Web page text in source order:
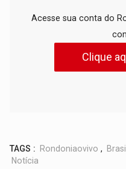
Acesse sua conta do
Clique
TAGS : Rondoniaovivo , Brasil
Notícia